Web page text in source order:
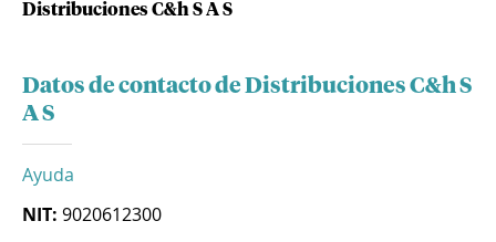
Distribuciones C&h S A S
Datos de contacto de Distribuciones C&h S
A S
Ayuda
NIT: 9020612300